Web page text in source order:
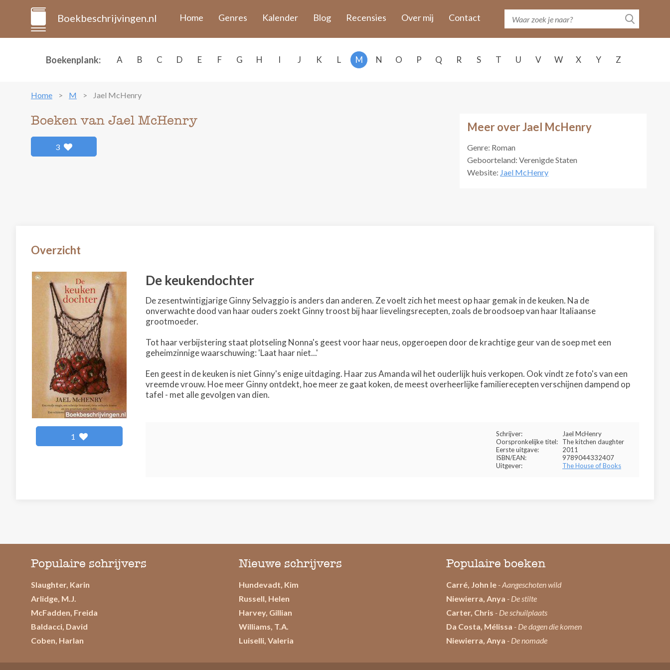
Boekbeschrijvingen.nl Home Genres Kalender Blog Recensies Over mij Contact
Boekenplank: A B C D E F G H I J K L M N O P Q R S T U V W X Y Z
Home M Jael McHenry
Meer over Jael McHenry
Genre: Roman
Geboorteland: Verenigde Staten
Website: Jael McHenry
Boeken van Jael McHenry
3
Overzicht
1
De keukendochter
De zesentwintigjarige Ginny Selvaggio is anders dan anderen. Ze voelt zich het meest op haar gemak in de keuken. Na de
onverwachte dood van haar ouders zoekt Ginny troost bij haar lievelingsrecepten, zoals de broodsoep van haar Italiaanse
grootmoeder.
Tot haar verbijstering staat plotseling Nonna's geest voor haar neus, opgeroepen door de krachtige geur van de soep met een
geheimzinnige waarschuwing: 'Laat haar niet...'
Een geest in de keuken is niet Ginny's enige uitdaging. Haar zus Amanda wil het ouderlijk huis verkopen. Ook vindt ze foto's van een
vreemde vrouw. Hoe meer Ginny ontdekt, hoe meer ze gaat koken, de meest overheerlijke familierecepten verschijnen dampend op
tafel - met alle gevolgen van dien.
Schrijver:
Jael McHenry
Oorspronkelijke titel:
The kitchen daughter
Eerste uitgave:
2011
ISBN/EAN:
9789044332407
Uitgever:
The House of Books
Populaire schrijvers
Slaughter, Karin
Arlidge, M.J.
McFadden, Freida
Baldacci, David
Coben, Harlan
Nieuwe schrijvers
Hundevadt, Kim
Russell, Helen
Harvey, Gillian
Williams, T.A.
Luiselli, Valeria
Populaire boeken
Carré, John le - Aangeschoten wild
Niewierra, Anya - De stilte
Carter, Chris - De schuilplaats
Da Costa, Mélissa - De dagen die komen
Niewierra, Anya - De nomade